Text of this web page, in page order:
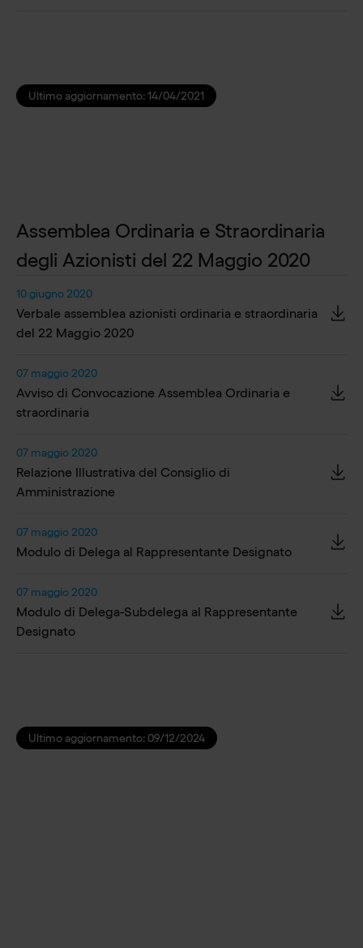
Ultimo aggiornamento:14/04/2021
Assemblea Ordinaria e Straordinaria
degli Azionisti del 22 Maggio 2020
10 giugno 2020
Verbale assemblea azionisti ordinaria e straordinaria
del 22 Maggio 2020
07 maggio 2020
Avviso di Convocazione Assemblea Ordinaria e
straordinaria
07 maggio 2020
Relazione Illustrativa del Consiglio di
Amministrazione
07 maggio 2020
Modulo di Delega al Rappresentante Designato
07 maggio 2020
Modulo di Delega-Subdelega al Rappresentante
Designato
Ultimo aggiornamento:09/12/2024